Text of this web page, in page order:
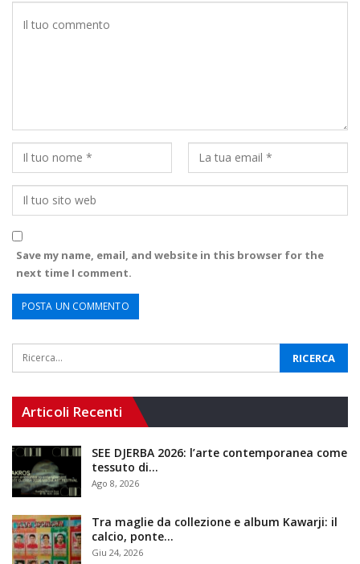
Save my name, email, and website in this browser for the
next time I comment.
Articoli Recenti
SEE DJERBA 2026: l’arte contemporanea come
tessuto di…
Ago 8, 2026
Tra maglie da collezione e album Kawarji: il
calcio, ponte…
Giu 24, 2026